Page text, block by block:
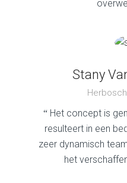
Stany
“ Het concept is
resulteert in een
zeer dynamisch
het